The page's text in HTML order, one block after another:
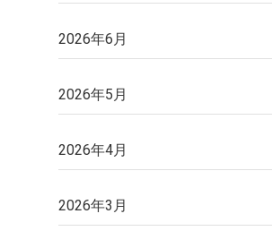
2026年6月
2026年5月
2026年4月
2026年3月